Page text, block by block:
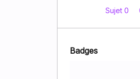
Sujet 0
Badges